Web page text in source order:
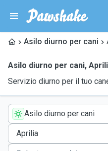
Asilo diurno per cani
Asilo diurno per cani,
Servizio diurno per il tuo
Asilo diurno per cani